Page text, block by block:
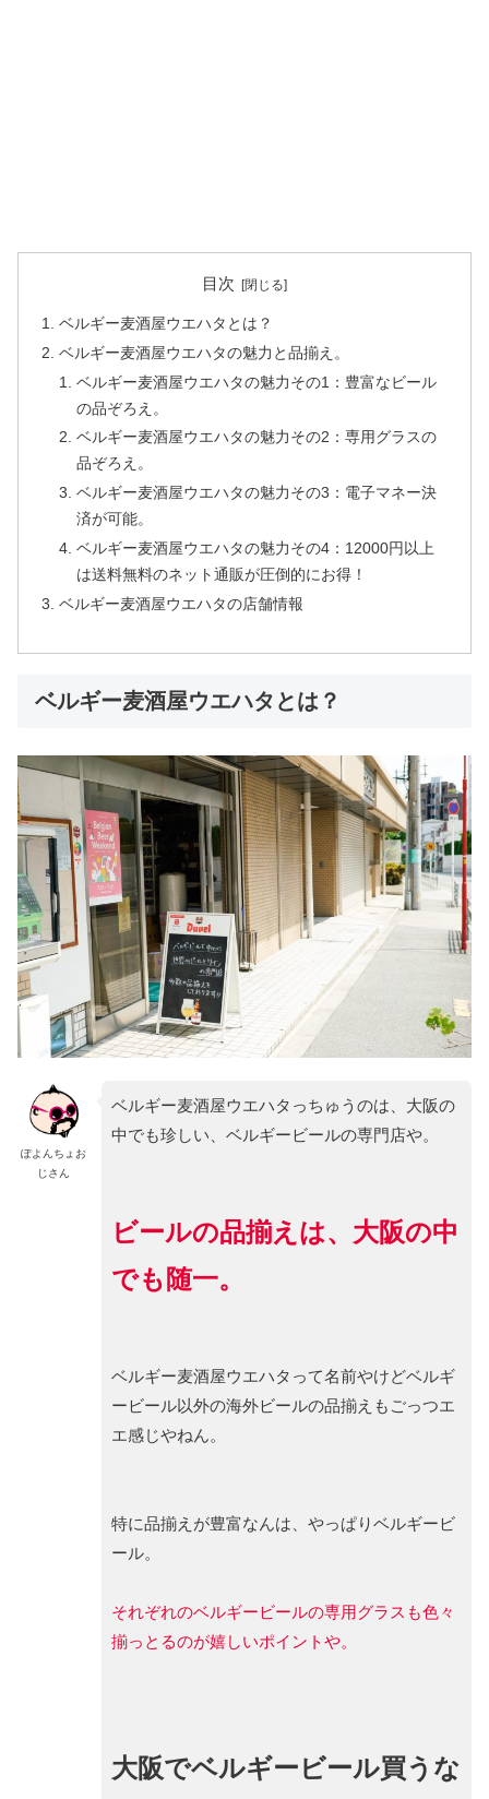
目次
ベルギー麦酒屋ウエハタとは？
ベルギー麦酒屋ウエハタの魅力と品揃え。
ベルギー麦酒屋ウエハタの魅力その1：豊富なビール
の品ぞろえ。
ベルギー麦酒屋ウエハタの魅力その2：専用グラスの
品ぞろえ。
ベルギー麦酒屋ウエハタの魅力その3：電子マネー決
済が可能。
ベルギー麦酒屋ウエハタの魅力その4：12000円以上
は送料無料のネット通販が圧倒的にお得！
ベルギー麦酒屋ウエハタの店舗情報
ベルギー麦酒屋ウエハタとは？
ぽよんちょお
じさん
ベルギー麦酒屋ウエハタっちゅうのは、大阪の
中でも珍しい、ベルギービールの専門店や。
ビールの品揃えは、大阪の中
でも随一。
ベルギー麦酒屋ウエハタって名前やけどベルギ
ービール以外の海外ビールの品揃えもごっつエ
エ感じやねん。
特に品揃えが豊富なんは、やっぱりベルギービ
ール。
それぞれのベルギービールの専用グラスも色々
揃っとるのが嬉しいポイントや。
大阪でベルギービール買うな